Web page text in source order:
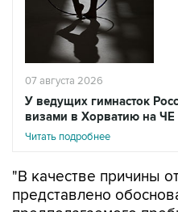
07 августа 2026
У ведущих гимнасток
визами в Хорватию на ЧЕ
Читать подробнее
"В качестве причины
представлено